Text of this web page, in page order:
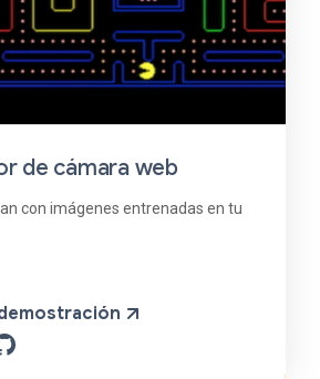
de cámara web
con imágenes entrenadas en tu